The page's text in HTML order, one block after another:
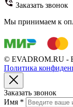
Заказать звонок
Мы принимаем к
© EVADROM.RU -
Политика
Заказать звонок
Имя *